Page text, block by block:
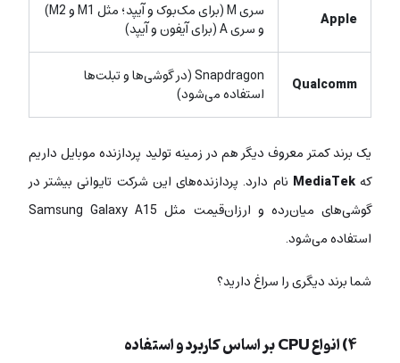
Apple سری M (برای مک‌بوک و آیپد؛ مثل M1 و M2)
و سری A (برای آیفون و آیپد)
Qualcomm Snapdragon (در گوشی‌ها و تبلت‌ها
استفاده می‌شود)
یک برند کمتر معروف دیگر هم در زمینه تولید پردازنده موبایل داریم
کهMediaTek نام دارد. پردازنده‌های این شرکت تایوانی بیشتر در
گوشی‌های میان‌رده و ارزان‌قیمت مثل Samsung Galaxy A15
استفاده می‌شود.
شما برند دیگری را سراغ دارید؟
۴) انواع CPU بر اساس کاربرد و استفاده